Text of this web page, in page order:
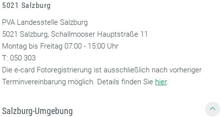
5021 Salzburg
PVA Landesstelle Salzburg
5021 Salzburg, Schallmooser Hauptstraße 11
Montag bis Freitag 07:00 - 15:00 Uhr
T: 050 303
Die e-card Fotoregistrierung ist ausschließlich nach vorheriger
Terminvereinbarung möglich. Details finden Sie hier.
Salzburg-Umgebung